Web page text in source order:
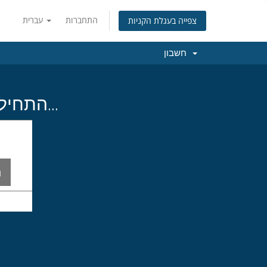
התחברות צפייה בעגלת הקניות
התחילו בחיפוש אחרי שם הדומיין המושלם עבורכם...